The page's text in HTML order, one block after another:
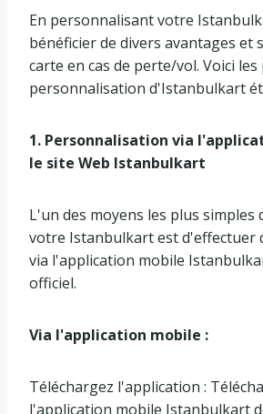
En personnalisant votre
bénéficier de divers avantages et
carte en cas de perte/vol. Voici les
personnalisation d'Istanbulkart
1. Personnalisation via
le site Web Istanbulkart
L'un des moyens les plus simples
votre Istanbulkart est d'effectuer
via l'application mobile
officiel.
Via l'application mobile :
Téléchargez l'application :
l'application mobile Istanbulkart